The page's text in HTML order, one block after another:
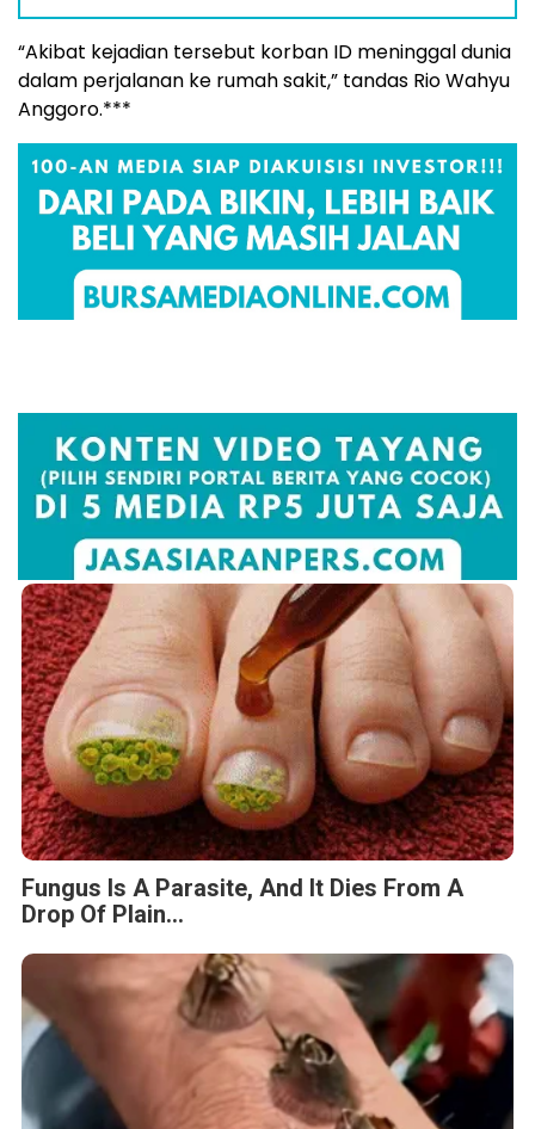
“Akibat kejadian tersebut korban ID meninggal dunia
dalam perjalanan ke rumah sakit,” tandas Rio Wahyu
Anggoro.***
Fungus Is A Parasite, And It Dies From A
Drop Of Plain...